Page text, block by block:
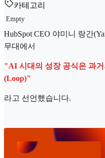
카테고리
Empty
HubSpot CEO 야미니 랑간
무대에서
"AI 시대의 성장 공식은 과
(Loop)"
라고 선언했습니다.